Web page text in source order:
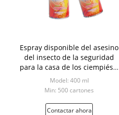
Espray disponible del asesino
del insecto de la seguridad
para la casa de los ciempiés 2
años de garantía
Model: 400 ml
Min: 500 cartones
Contactar ahora